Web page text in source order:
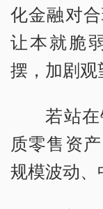
化金融对
让本就脆
摆，加剧观
若站
质零售资
规模波动、